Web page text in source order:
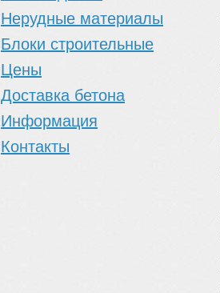
Нерудные материалы
Блоки строительные
Цены
Доставка бетона
Информация
Контакты